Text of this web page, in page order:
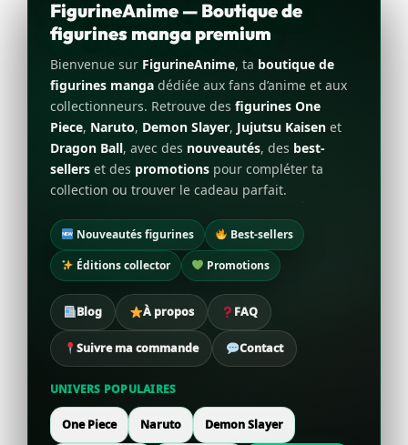
FigurineAnime — Boutique de
figurines manga premium
Bienvenue sur FigurineAnime, ta boutique de
figurines manga dédiée aux fans d’anime et aux
collectionneurs. Retrouve des figurines One
Piece, Naruto, Demon Slayer, Jujutsu Kaisen et
Dragon Ball, avec des nouveautés, des best-
sellers et des promotions pour compléter ta
collection ou trouver le cadeau parfait.
Nouveautés figurines
Best-sellers
Éditions collector
Promotions
Blog À propos FAQ
Suivre ma commande Contact
UNIVERS POPULAIRES
One Piece Naruto Demon Slayer